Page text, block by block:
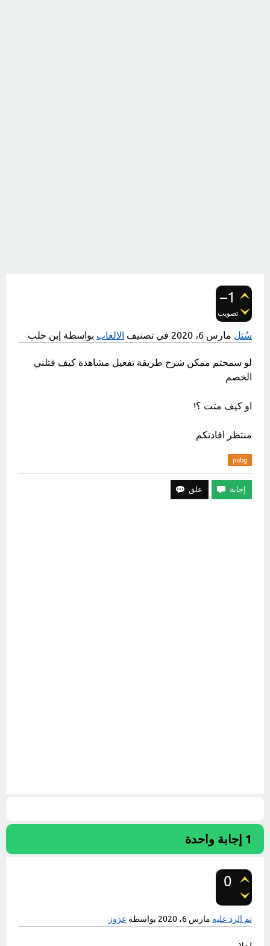
–1
تصويت
سُئل مارس 6، 2020 في تصنيف الالعاب بواسطة إبن حلب
لو سمحتم ممكن شرح طريقة تفعيل مشاهدة كيف قتلني
الخصم
او كيف متت ؟!
منتظر افادتكم
pubg
1 إجابة واحدة
0
تم الرد عليه مارس 6، 2020 بواسطة عزوز